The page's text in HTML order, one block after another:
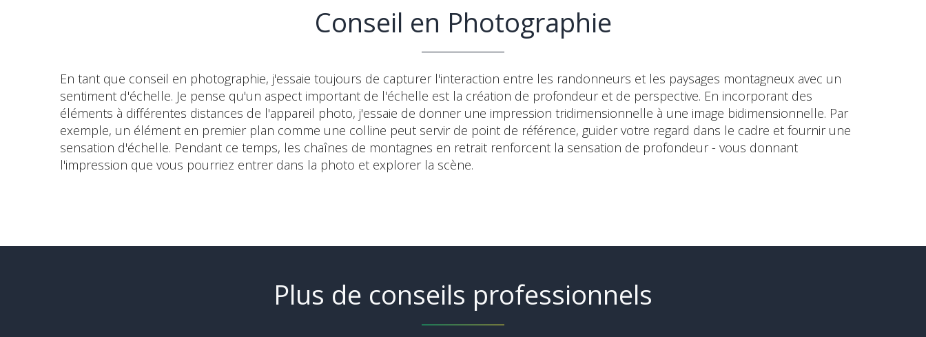
Conseil en Photographie
En tant que conseil en photographie, j'essaie toujours de capturer l'interaction entre les randonneurs et les paysages montagneux avec un
sentiment d'échelle. Je pense qu'un aspect important de l'échelle est la création de profondeur et de perspective. En incorporant des
éléments à différentes distances de l'appareil photo, j'essaie de donner une impression tridimensionnelle à une image bidimensionnelle. Par
exemple, un élément en premier plan comme une colline peut servir de point de référence, guider votre regard dans le cadre et fournir une
sensation d'échelle. Pendant ce temps, les chaînes de montagnes en retrait renforcent la sensation de profondeur - vous donnant
l'impression que vous pourriez entrer dans la photo et explorer la scène.
Plus de conseils professionnels